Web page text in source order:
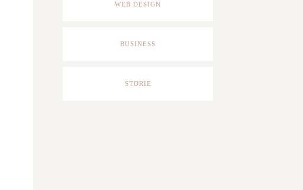
WEB DESIGN
BUSINESS
STORIE